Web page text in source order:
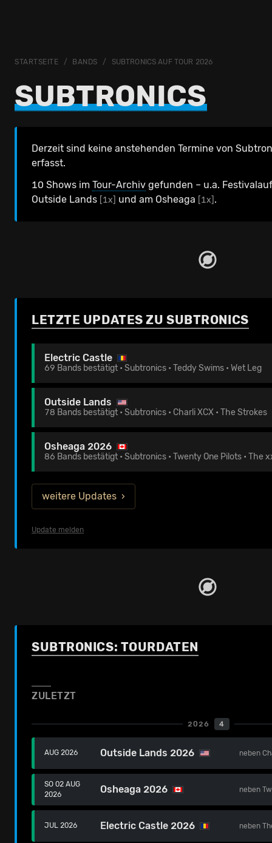
STARTSEITE BANDS SUBTRONICS AUF TOUR 2026
SUBTRONICS
Derzeit sind keine anstehenden Termine von
erfasst.
10 Shows im Tour-Archiv gefunden – u.a.
Outside Lands [1x] und am Osheaga [1x] .
LETZTE UPDATES ZU SUBTRONICS
Electric Castle
69 Bands bestätigt • Subtronics • Teddy Swims • Wet Leg
Outside Lands
78 Bands bestätigt • Subtronics • Charli XCX • The Strokes
Osheaga 2026
86 Bands bestätigt • Subtronics • Twenty One Pilots • The
weitere Updates
Update melden
SUBTRONICS: TOURDATEN
ZULETZT
2026 4
AUG 2026 Outside Lands 2026 neben
SO 02 AUG
2026
Osheaga 2026 neben
JUL 2026 Electric Castle 2026 neben